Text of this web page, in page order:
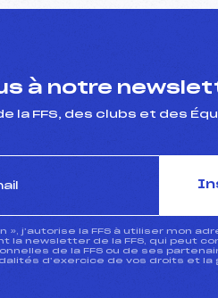
à notre
la FFS, des clubs et des
», j’autorise la FFS à utiliser mon
la newsletter de la FFS, qui peut
de la FFS ou de ses
d’exercice de vos droits et la